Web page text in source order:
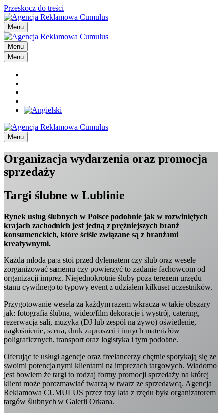
Przeskocz do treści
Menu
Menu
Menu
Menu
Organizacja wydarzenia oraz promocja
sprzedaży
Targi ślubne w Lublinie
Rynek usług ślubnych w Polsce podobnie jak w rozwiniętych
krajach zachodnich jest jedną z prężniejszych branż
konsumenckich, które ściśle związane są z branżami
kreatywnymi.
Każda młoda para stoi przed dylematem czy ślub oraz wesele
zorganizować samemu czy powierzyć to zadanie fachowcom od
organizacji imprez. Niejednokrotnie śluby poza terenem urzędu
stanu cywilnego to typowy event z udziałem kilkuset uczestników.
Przygotowanie wesela za każdym razem wkracza w takie obszary
jak: fotografia ślubna, wideo/film dekoracje i wystrój, catering,
rezerwacja sali, muzyka (DJ lub zespół na żywo) oświetlenie,
nagłośnienie, scena, druk zaproszeń i innych materiałów
poligraficznych, transport oraz logistyka i tym podobne.
Oferując te usługi agencje oraz freelancerzy chętnie spotykają się ze
swoimi potencjalnymi klientami na imprezach targowych. Wiadomo
jest bowiem że targi to rodzaj formy promocji sprzedaży na której
klient może porozmawiać twarzą w twarz ze sprzedawcą. Agencja
Reklamowa CUMULUS przez trzy lata z rzędu była organizatorem
targów ślubnych w Galerii Orkana.